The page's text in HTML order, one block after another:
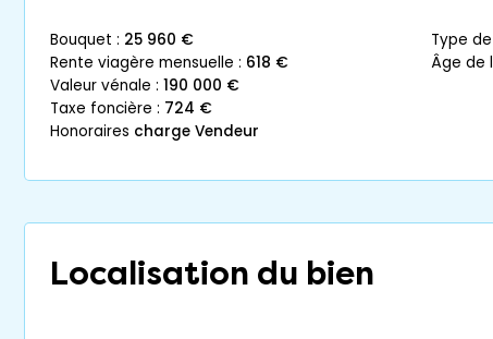
bouquet : 25 960 €
rente viagère mensuelle : 618 €
valeur vénale : 190 000 €
taxe foncière : 724 €
honoraires charge Vendeur
type
âge
Localisation du bien